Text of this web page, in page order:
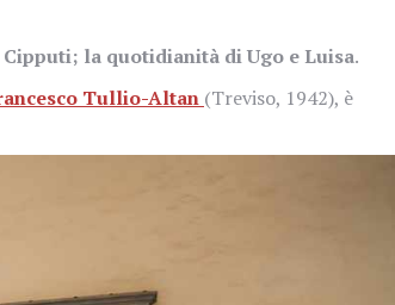
la quotidianità di Ugo e Luisa.
Tullio-Altan (Treviso, 1942), è